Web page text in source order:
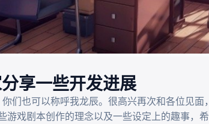
享一些开发进展
们也可以称呼我龙辰。很高兴再次和各位见
戏剧本创作的理念以及一些设定上的趣事，希